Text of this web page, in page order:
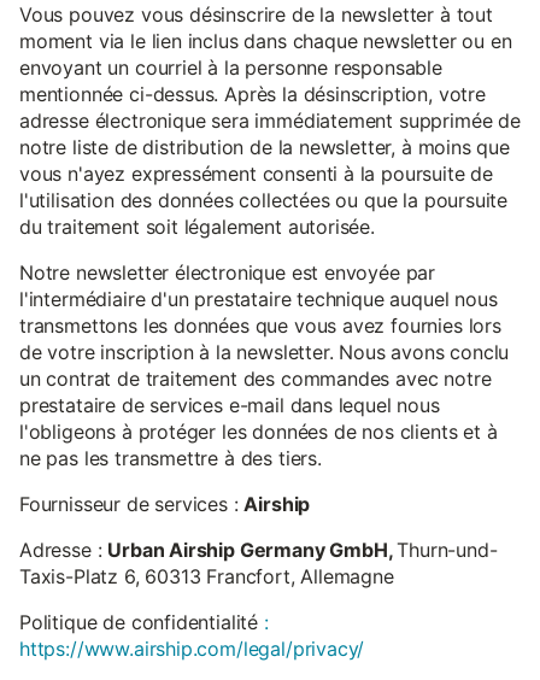
Vous pouvez vous désinscrire de la newsletter à tout
moment via le lien inclus dans chaque newsletter ou en
envoyant un courriel à la personne responsable
mentionnée ci-dessus. Après la désinscription, votre
adresse électronique sera immédiatement supprimée de
notre liste de distribution de la newsletter, à moins que
vous n'ayez expressément consenti à la poursuite de
l'utilisation des données collectées ou que la poursuite
du traitement soit légalement autorisée.
Notre newsletter électronique est envoyée par
l'intermédiaire d'un prestataire technique auquel nous
transmettons les données que vous avez fournies lors
de votre inscription à la newsletter. Nous avons conclu
un contrat de traitement des commandes avec notre
prestataire de services e-mail dans lequel nous
l'obligeons à protéger les données de nos clients et à
ne pas les transmettre à des tiers.
Fournisseur de services :Airship
Adresse : Urban Airship Germany GmbH,Thurn-und-
Taxis-Platz 6, 60313 Francfort, Allemagne
Politique de confidentialité :
https://www.airship.com/legal/privacy/